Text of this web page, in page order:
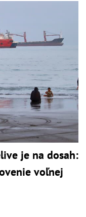
je na dosah:
voľnej